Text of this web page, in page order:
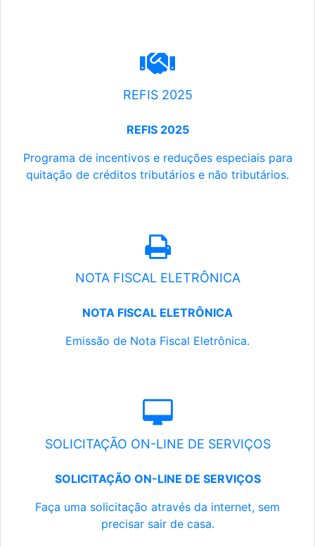
REFIS 2025
REFIS 2025
Programa de incentivos e reduções especiais para
quitação de créditos tributários e não tributários.
NOTA FISCAL ELETRÔNICA
NOTA FISCAL ELETRÔNICA
Emissão de Nota Fiscal Eletrônica.
SOLICITAÇÃO ON-LINE DE SERVIÇOS
SOLICITAÇÃO ON-LINE DE SERVIÇOS
Faça uma solicitação através da internet, sem
precisar sair de casa.